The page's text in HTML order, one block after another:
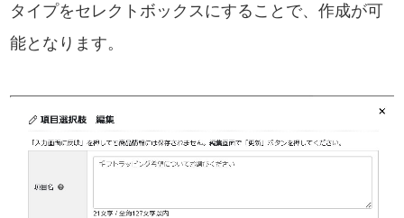
タイプをセレクトボックスにすることで、作成が可
能となります。